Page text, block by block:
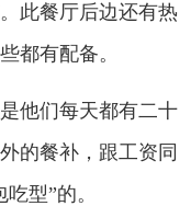
此餐厅后边还有热
都有配备。
他们每天都有二十
的餐补，跟工资同
型”的。